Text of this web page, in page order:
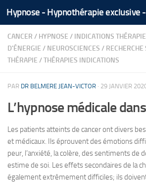
Skip to content
CANCER / HYPNOSE / INDICATIONS
D'ÉNERGIE / NEUROSCIENCES /
THÉRAPIE /THÉRAPIES INDICATIONS
PAR DR BELMERE JEAN-VICTOR · 29 JANVIER
L’hypnose médicale
Les patients atteints de cancer ont divers
et médicaux. Ils éprouvent des émotions
peur, l’anxiété, la colère, des sentiments de
estime de soi. Les effets secondaires de la
également extrêmement difficiles; ils